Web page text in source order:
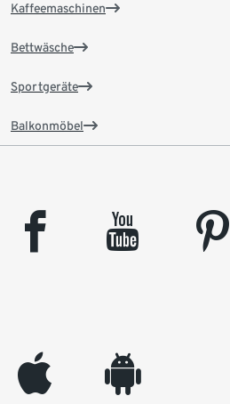
Kaffeemaschinen
Bettwäsche
Sportgeräte
Balkonmöbel
facebook youtube pinterest
appleinc android